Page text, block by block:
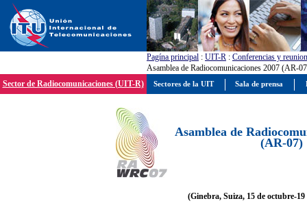
Pagína principal : UIT-R : Conferencias y
Asamblea de Radiocomunicaciones 2007 (AR-
Sector de Radiocomunicaciones (UIT-R)
Asamblea de
(AR-07)
(Ginebra, Suiza, 15 de octubre-19
Sectores de la UIT Sala de prensa